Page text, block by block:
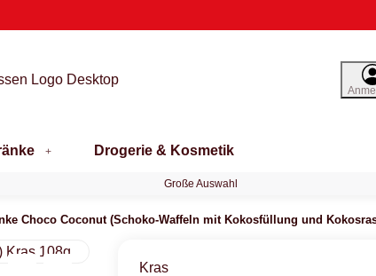
Drogerie & Kosmetik
Große Auswahl
Choco Coconut (Schoko-Waffeln mit Kokosfüllung und
Kras